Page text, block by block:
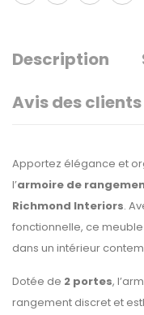
Description
Avis des clients
Apportez élégance et
l’armoire de
Richmond Interiors.
fonctionnelle, ce
dans un intérieur
Dotée de 2 portes,
rangement discret et